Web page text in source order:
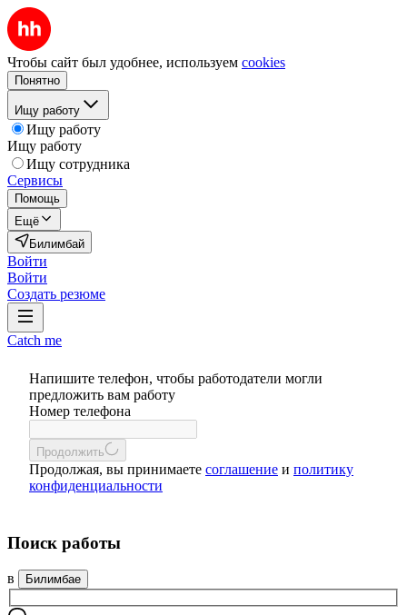
Чтобы сайт был удобнее, используем cookies
Понятно
Ищу работу
Ищу работу
Ищу работу
Ищу сотрудника
Сервисы
Помощь
Ещё
Билимбай
Войти
Войти
Создать резюме
Catch me
Напишите телефон, чтобы работодатели могли
предложить вам работу
Номер телефона
Продолжить
Продолжая, вы принимаете соглашение и политику
конфиденциальности
Поиск работы
в Билимбае